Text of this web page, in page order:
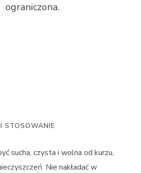
ograniczona.
STOSOWANIE
sucha, czysta i wolna od kurzu,
Nie nakładać w